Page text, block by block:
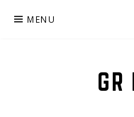
MENU
GR